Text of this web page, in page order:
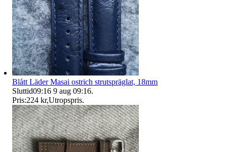
Blått Läder Masai ostrich strutspräglat, 18mm
Sluttid09:16 9 aug 09:16.
Pris:224 kr,Utropspris.